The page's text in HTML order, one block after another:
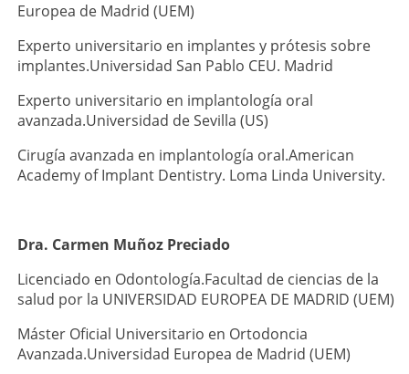
Europea de Madrid (UEM)
Experto universitario en implantes y prótesis sobre
implantes.Universidad San Pablo CEU. Madrid
Experto universitario en implantología oral
avanzada.Universidad de Sevilla (US)
Cirugía avanzada en implantología oral.American
Academy of Implant Dentistry. Loma Linda University.
Dra. Carmen Muñoz Preciado
Licenciado en Odontología.Facultad de ciencias de la
salud por la UNIVERSIDAD EUROPEA DE MADRID (UEM)
Máster Oficial Universitario en Ortodoncia
Avanzada.Universidad Europea de Madrid (UEM)